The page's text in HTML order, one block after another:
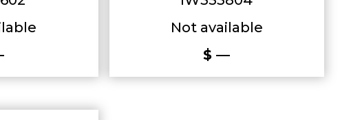
Not available
$ —